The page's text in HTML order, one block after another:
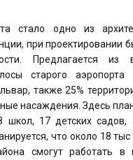
стало одно из
при проектировании
Предлагается из
старого аэропорта
также 25%
насаждения. Здесь
школ, 17 детских садов,
что около 18
смогут работать в